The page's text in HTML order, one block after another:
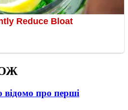
відомо про перші